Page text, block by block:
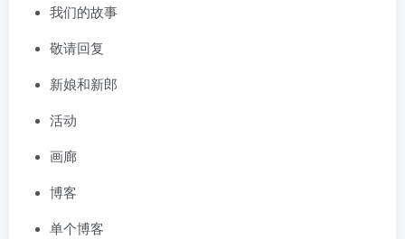
我们的故事
敬请回复
新娘和新郎
活动
画廊
博客
单个博客